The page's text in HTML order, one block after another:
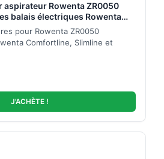
aspirateur Rowenta ZR0050
balais électriques Rowenta
RH71 RH74 RH76 RH78
pour Rowenta ZR0050
Comfortline, Slimline et
J'ACHÈTE !